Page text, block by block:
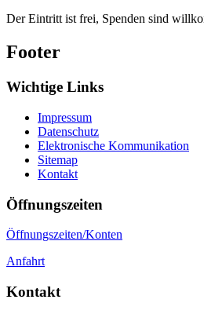
Der Eintritt ist frei, Spenden sind
Footer
Wichtige Links
Impressum
Datenschutz
Elektronische Kommunikation
Sitemap
Kontakt
Öffnungszeiten
Öffnungszeiten/Konten
Anfahrt
Kontakt